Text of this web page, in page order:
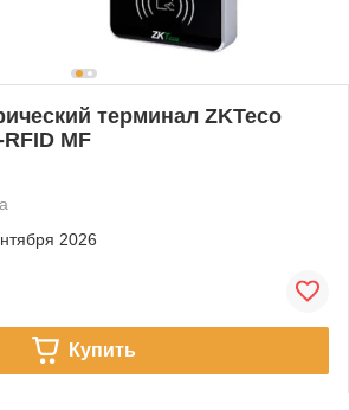
терминал ZKTeco
MF
2026
Купить